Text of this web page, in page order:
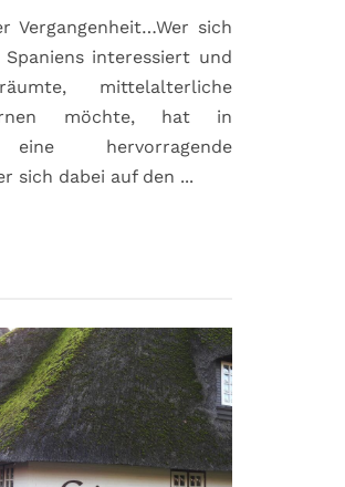
Vergangenheit…Wer sich
interessiert und
mittelalterliche
möchte, hat in
eine hervorragende
sich dabei auf den ...